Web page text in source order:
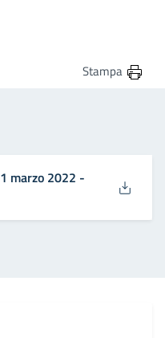
su Facebook
pagina su Twitter
questa pagina su Linkedin
Condividi questa pagina via
Stampa
marzo 2022 -